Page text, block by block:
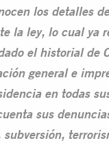
los detalles
la ley, lo cual ya
el historial de
general e
en todas
sus
subversión,